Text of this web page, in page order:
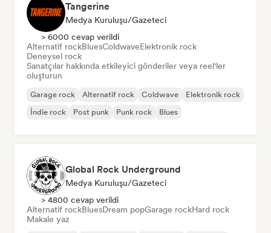
Tangerine
Medya Kuruluşu/Gazeteci
> 6000 cevap verildi
Alternatif rockBluesColdwaveElektronik rock
Deneysel rock
Sanatçılar hakkında etkileyici gönderiler veya reel'ler
oluşturun
Garage rock Alternatif rock Coldwave
Elektronik rock
İndie rock
Post punk Punk rock Blues
Global Rock Underground
Medya Kuruluşu/Gazeteci
> 4800 cevap verildi
Alternatif rockBluesDream popGarage rockHard rock
Makale yaz